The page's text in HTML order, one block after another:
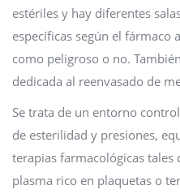
estériles y hay diferentes
específicas según el fármaco
como peligroso o no.
dedicada al reenvasado de
Se trata de un entorno
de esterilidad y presiones,
terapias farmacológicas tales
plasma rico en plaquetas o